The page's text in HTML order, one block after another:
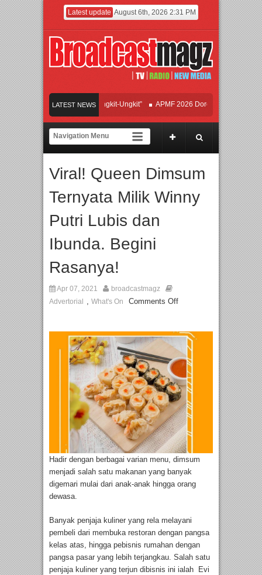
Latest update August 6th, 2026 2:31 PM
LATEST NEWS
Modern “Jangan Ungkit-Ungkit” APMF 2026 Dorong Industri Beralih
Warisan Dan Semangat Lokal, BIRKENSTOCK INDONESIA Membuka
Presents The Beatles & Queen – feat. Marcello Tahitoe dan Sandhy Sondoro
Viral! Queen Dimsum
Ternyata Milik Winny
Putri Lubis dan
Ibunda. Begini
Rasanya!
Apr 07, 2021
broadcastmagz
Advertorial
, What's On Comments Off
Hadir dengan berbagai varian menu, dimsum
menjadi salah satu makanan yang banyak
digemari mulai dari anak-anak hingga orang
dewasa.
Banyak penjaja kuliner yang rela melayani
pembeli dari membuka restoran dengan pangsa
kelas atas, hingga pebisnis rumahan dengan
pangsa pasar yang lebih terjangkau. Salah satu
penjaja kuliner yang terjun dibisnis ini ialah Evi